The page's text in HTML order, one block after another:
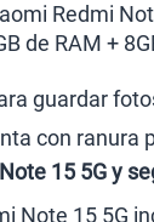
Redmi
de RAM +
guardar
con ranura
15 5G y
Note 15 5G